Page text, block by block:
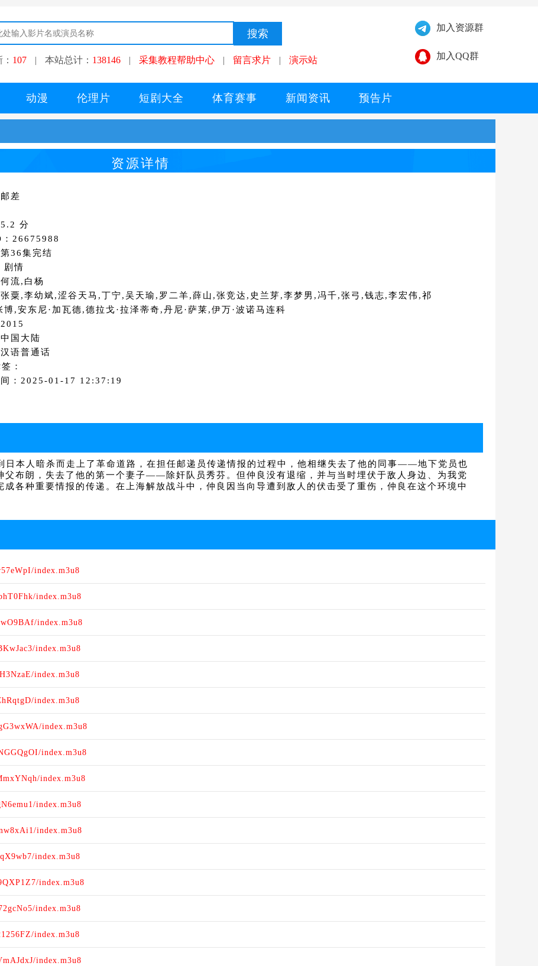
107 | 本站总计： 138146 | 采集教程帮助中心 | 留言求片 | 演示站
加入资源群
加入QQ群
动漫 伦理片 短剧大全 体育赛事 新闻资讯 预告片
资源详情
差
分
26675988
36集完结
剧情
流,白杨
粟,李幼斌,涩谷天马,丁宁,吴天瑜,罗二羊,薛山,张竞达,史兰芽,李梦男,冯千,张弓,钱志,李宏伟,祁
博,安东尼·加瓦德,德拉戈·拉泽蒂奇,丹尼·萨莱,伊万·波诺马连科
国大陆
语普通话
：
：2025-01-17 12:37:19
本人暗杀而走上了革命道路，在担任邮递员传递情报的过程中，他相继失去了他的同事——地下党员也
父布朗，失去了他的第一个妻子——除奸队员秀芬。但仲良没有退缩，并与当时埋伏于敌人身边、为我党
各种重要情报的传递。在上海解放战斗中，仲良因当向导遭到敌人的伏击受了重伤，仲良在这个环境中
index.m3u8
index.m3u8
index.m3u8
index.m3u8
index.m3u8
index.m3u8
index.m3u8
index.m3u8
index.m3u8
index.m3u8
index.m3u8
index.m3u8
index.m3u8
index.m3u8
index.m3u8
index.m3u8